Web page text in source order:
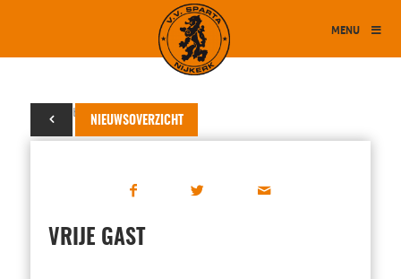
MENU
NIEUWSOVERZICHT
20 oktober 2014
VRIJE GAST